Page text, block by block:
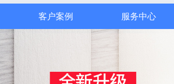
客户案例 服务中心